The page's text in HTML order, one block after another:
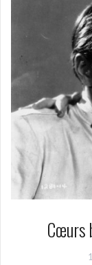
Cœurs